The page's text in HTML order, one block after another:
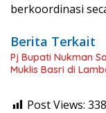
berkoordinasi
Berita Terkait
Pj Bupati Nukman
Muklis Basri di
Post Views: 338